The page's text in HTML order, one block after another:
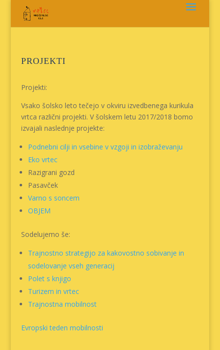
vsebino
PROJEKTI
Projekti:
Vsako šolsko leto tečejo v okviru izvedbenega kurikula
vrtca različni projekti. V šolskem letu 2017/2018 bomo
izvajali naslednje projekte:
Podnebni cilji in vsebine v vzgoji in izobraževanju
Eko vrtec
Razigrani gozd
Pasavček
Varno s soncem
OBJEM
Sodelujemo še:
Trajnostno strategijo za kakovostno sobivanje in
sodelovanje vseh generacij
Polet s knjigo
Turizem in vrtec
Trajnostna mobilnost
Evropski teden mobilnosti